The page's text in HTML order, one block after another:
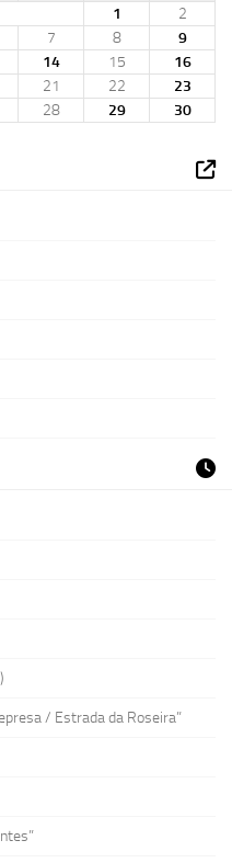
1
2
7 8
9
14 15
16
21 22
23
28 29
30
/ Estrada da Roseira”